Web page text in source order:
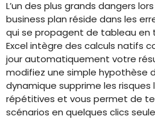
L’un des plus grands dangers
business plan réside dans les
qui se propagent de tableau en
Excel intègre des calculs natifs
jour automatiquement votre
modifiez une simple hypothèse
dynamique supprime les risques
répétitives et vous permet de
scénarios en quelques clics